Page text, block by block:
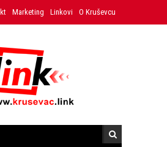
Marketing Linkovi O Kruševcu